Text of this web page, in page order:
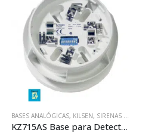
KILSEN,SIRENA DE INCENDIO CONVENCIONAL
BASES ANALÓGICAS, KILSEN, SIRENAS DE INCENDIO ANALÓGICAS
KZ715AS Base para Detectores de la Serie KL700A con Sirena de Alarma Integrada Kilsen